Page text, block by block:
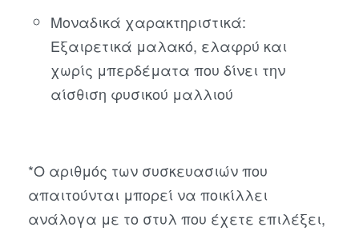
Μοναδικά χαρακτηριστικά:
Εξαιρετικά μαλακό, ελαφρύ και
χωρίς μπερδέματα που δίνει την
αίσθιση φυσικού μαλλιού
*Ο αριθμός των συσκευασιών που
απαιτούνται μπορεί να ποικίλλει
ανάλογα με το στυλ που έχετε επιλέξει,